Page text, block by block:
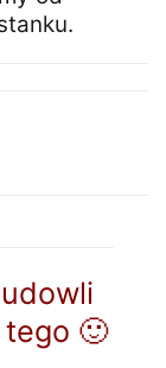
tego 🙂